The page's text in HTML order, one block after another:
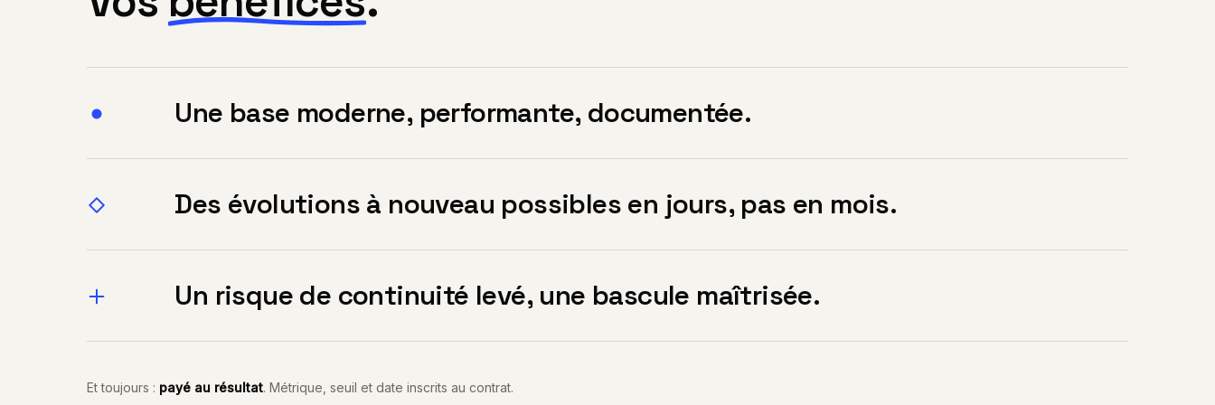
Une base moderne, performante, documentée.
Des évolutions à nouveau possibles en jours, pas en mois.
Un risque de continuité levé, une bascule maîtrisée.
Et toujours : payé au résultat. Métrique, seuil et date inscrits au contrat.